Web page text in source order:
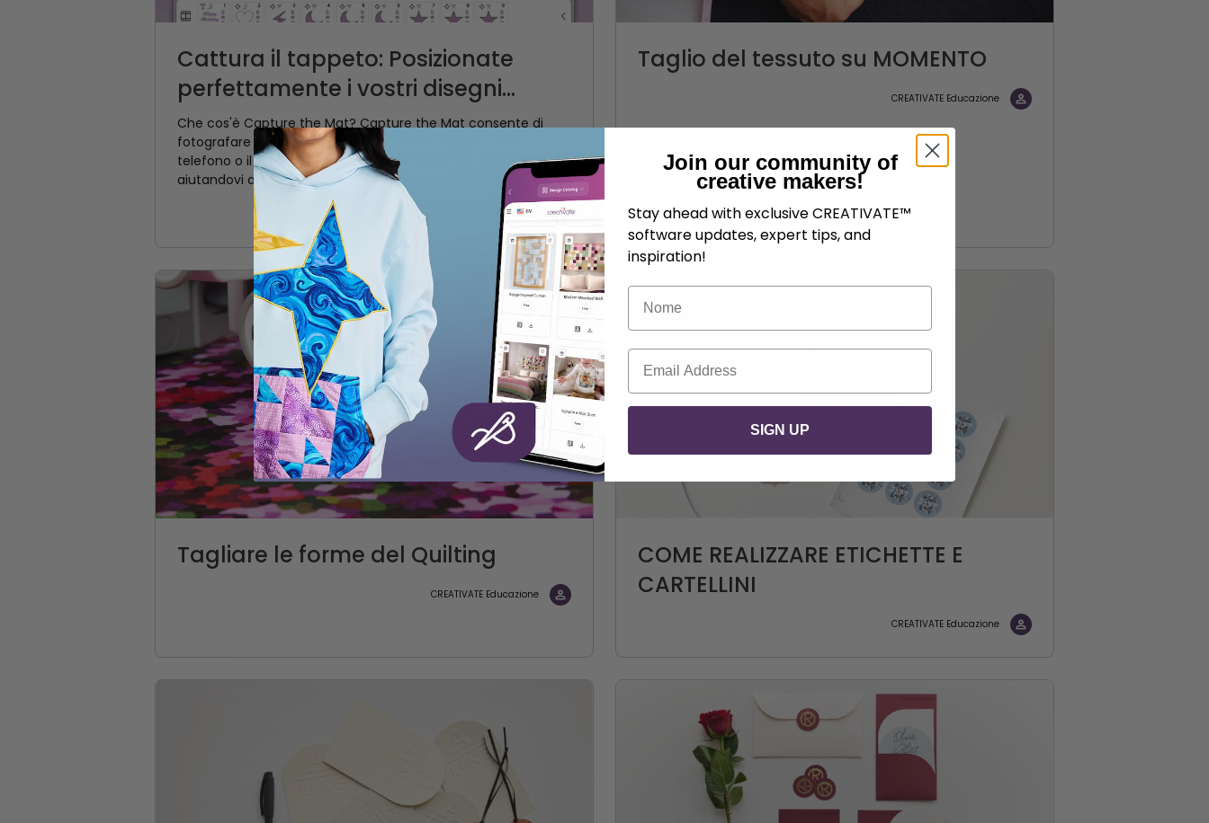
Cattura il tappeto: Posizionate
perfettamente i vostri disegni...
Che cos'è Capture the Mat? Capture the Mat consente di
fotografare il materiale sul tappetino da taglio utilizzando il
telefono o il tablet. La foto diventa la superficie di disegno,
aiutandovi a...
CREATIVATE Educazione
Taglio del tessuto su MOMENTO
CREATIVATE Educazione
Tagliare le forme del Quilting
CREATIVATE Educazione
COME REALIZZARE ETICHETTE E
CARTELLINI
CREATIVATE Educazione
Join our community of
creative makers!
Stay ahead with exclusive CREATIVATE™
software updates, expert tips, and
inspiration!
Nome
Email
SIGN UP